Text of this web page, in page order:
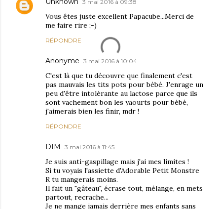
3 mai 2016 à 09:38
Vous êtes juste excellent Papacube...Merci de
me faire rire ;-)
RÉPONDRE
Anonyme 3 mai 2016 à 10:04
C'est là que tu découvre que finalement c'est
pas mauvais les tits pots pour bébé. J'enrage un
peu d'être intolérante au lactose parce que ils
sont vachement bon les yaourts pour bébé,
j'aimerais bien les finir, mdr !
RÉPONDRE
DIM 3 mai 2016 à 11:45
Je suis anti-gaspillage mais j'ai mes limites !
Si tu voyais l'assiette d'Adorable Petit Monstre
R tu mangerais moins.
Il fait un "gâteau", écrase tout, mélange, en mets
partout, recrache...
Je ne mange jamais derrière mes enfants sans